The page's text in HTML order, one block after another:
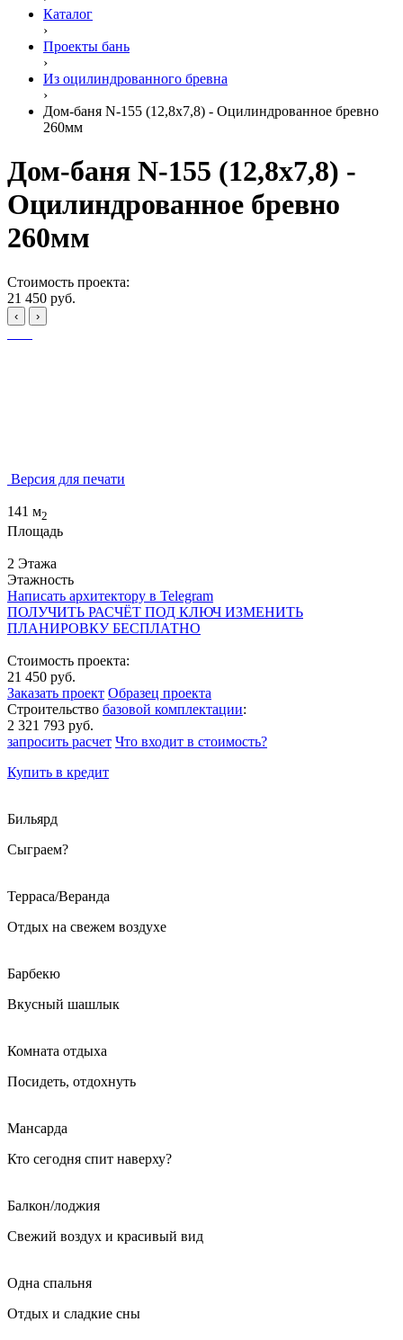
Каталог
›
Проекты бань
›
Из оцилиндрованного бревна
›
Дом-баня N-155 (12,8x7,8) - Оцилиндрованное бревно
260мм
Дом-баня N-155 (12,8x7,8) -
Оцилиндрованное бревно
260мм
Стоимость проекта:
21 450 руб.
‹ ›
Версия для печати
141 м2
Площадь
2 Этажа
Этажность
Написать архитектору в Telegram
ПОЛУЧИТЬ РАСЧЁТ ПОД КЛЮЧ ИЗМЕНИТЬ
ПЛАНИРОВКУ БЕСПЛАТНО
Стоимость проекта:
21 450 руб.
Заказать проект Образец проекта
Строительство базовой комплектации:
2 321 793 руб.
запросить расчет Что входит в стоимость?
Купить в кредит
Бильярд
Сыграем?
Терраса/Веранда
Отдых на свежем воздухе
Барбекю
Вкусный шашлык
Комната отдыха
Посидеть, отдохнуть
Мансарда
Кто сегодня спит наверху?
Балкон/лоджия
Свежий воздух и красивый вид
Одна спальня
Отдых и сладкие сны